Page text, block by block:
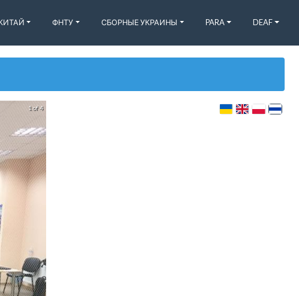
ФНТУ СБОРНЫЕ УКРАИНЫ PARA DEAF
1 of 4